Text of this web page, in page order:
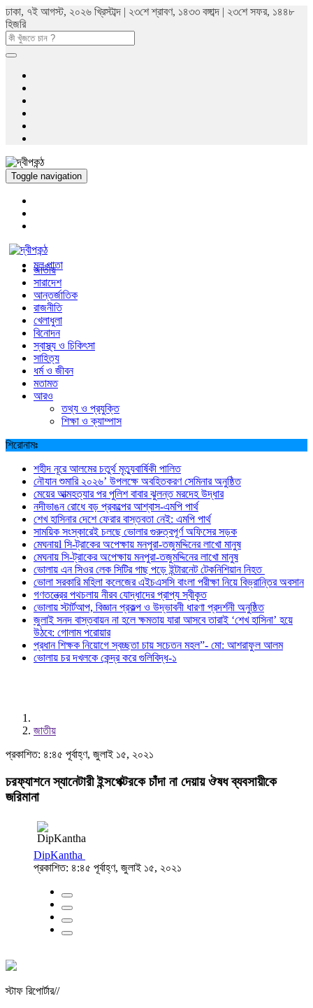
ঢাকা, ৭ই আগস্ট, ২০২৬ খ্রিস্টাব্দ | ২৩শে শ্রাবণ, ১৪৩৩ বঙ্গাব্দ | ২৩শে সফর, ১৪৪৮
হিজরি
Toggle navigation
মুল পাতা
জাতীয়
সারাদেশ
আন্তর্জাতিক
রাজনীতি
খেলাধুলা
বিনোদন
স্বাস্থ্য ও চিকিৎসা
সাহিত্য
ধর্ম ও জীবন
মতামত
আরও
তথ্য ও প্রযুক্তি
শিক্ষা ও ক্যাম্পাস
শিরোনামঃ
শহীদ নূরে আলমের চতুর্থ মৃত্যুবার্ষিকী পালিত
নৌযান শুমারি ২০২৬’ উপলক্ষে অবহিতকরণ সেমিনার অনুষ্ঠিত
মেয়ের আত্মহত্যার পর পুলিশ বাবার ঝুলন্ত মরদেহ উদ্ধার
নদীভাঙন রোধে বড় প্রকল্পের আশ্বাস-এমপি পার্থ
শেখ হাসিনার দেশে ফেরার বাস্তবতা নেই: এমপি পার্থ
সাময়িক সংস্কারেই চলছে ভোলার গুরুত্বপূর্ণ অফিসের সড়ক
মেঘনায়l সি-ট্রাকের অপেক্ষায় মনপুরা-তজুমদ্দিনের লাখো মানুষ
মেঘনায় সি-ট্রাকের অপেক্ষায় মনপুরা-তজুমদ্দিনের লাখো মানুষ
ভোলায় এন সিওর লেক সিটির গাছ পড়ে ইন্টারনেট টেকনিশিয়ান নিহত
ভোলা সরকারি মহিলা কলেজের এইচএসসি বাংলা পরীক্ষা নিয়ে বিভ্রান্তির অবসান
গণতন্ত্রের পথচলায় নীরব যোদ্ধাদের প্রাপ্য স্বীকৃত
ভোলায় স্টার্টআপ, বিজ্ঞান প্রকল্প ও উদ্ভাবনী ধারণা প্রদর্শনী অনুষ্ঠিত
জুলাই সনদ বাস্তবায়ন না হলে ক্ষমতায় যারা আসবে তারাই ‘শেখ হাসিনা’ হয়ে
উঠবে: গোলাম পরোয়ার
প্রধান শিক্ষক নিয়োগে স্বচ্ছতা চায় সচেতন মহল”- মো: আশরাফুল আলম
ভোলায় চর দখলকে কেন্দ্র করে গুলিবিদ্ধ-১
জাতীয়
প্রকাশিত: ৪:৪৫ পূর্বাহ্ণ, জুলাই ১৫, ২০২১
চরফ্যাশনে স্যানেটারী ইন্সপেক্টরকে চাঁদা না দেয়ায় ঔষধ ব্যবসায়ীকে
জরিমানা
DipKantha
প্রকাশিত: ৪:৪৫ পূর্বাহ্ণ, জুলাই ১৫, ২০২১
স্টাফ রিপোর্টার//